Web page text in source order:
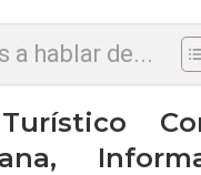
a hablar de...